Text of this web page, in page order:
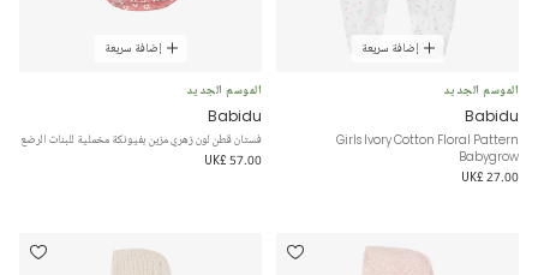
إضافة سريعة
الموسم الجديد
Babidu
Girls Ivory Cotton Floral Pattern
Babygrow
UK£ 27.00
إضافة سريعة
الموسم الجديد
Babidu
فستان قطن لون زهري مزين بفيونكة مخملية للبنات الرضع
UK£ 57.00